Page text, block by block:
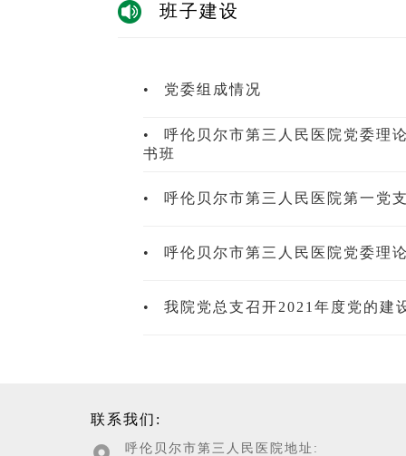
班子建设
• 党委组成情况
•
呼伦贝尔市第三人民医院党委理
书班
• 呼伦贝尔市第三人民医院第一党
• 呼伦贝尔市第三人民医院党委理
• 我院党总支召开2021年度党的建
联系我们:
呼伦贝尔市第三人民医院地址: